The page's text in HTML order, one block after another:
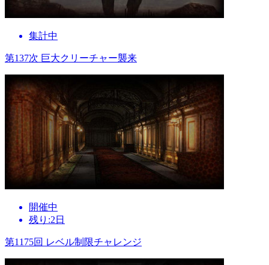
集計中
第137次 巨大クリーチャー襲来
開催中
残り:2日
第1175回 レベル制限チャレンジ